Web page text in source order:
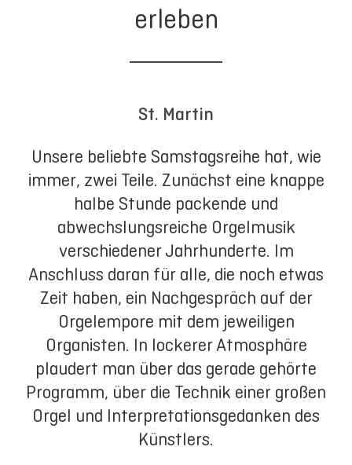
erleben
St. Martin
Unsere beliebte Samstagsreihe hat, wie
immer, zwei Teile. Zunächst eine knappe
halbe Stunde packende und
abwechslungsreiche Orgelmusik
verschiedener Jahrhunderte. Im
Anschluss daran für alle, die noch etwas
Zeit haben, ein Nachgespräch auf der
Orgelempore mit dem jeweiligen
Organisten. In lockerer Atmosphäre
plaudert man über das gerade gehörte
Programm, über die Technik einer großen
Orgel und Interpretationsgedanken des
Künstlers.